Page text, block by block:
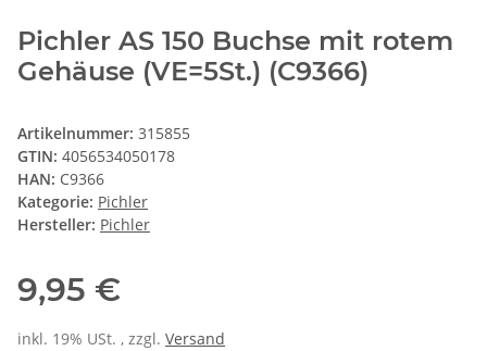
Pichler AS 150 Buchse mit rotem
Gehäuse (VE=5St.) (C9366)
Artikelnummer: 315855
GTIN: 4056534050178
HAN: C9366
Kategorie: Pichler
Hersteller: Pichler
9,95 €
inkl. 19% USt. , zzgl. Versand